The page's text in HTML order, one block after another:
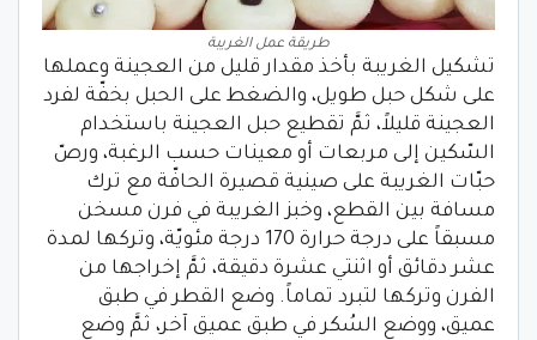
طريقة عمل الغريبة
تشكيل الغريبة بأخذ مقدار قليل من العجينة وعملها
على شكل حبل طويل، والضغط على الحبل بخفّة لفرد
العجينة قليلاً، ثمَّ تقطيع حبل العجينة باستخدام
السّكين إلى مربعات أو معينات حسب الرغبة، ورصّ
حبّات الغريبة على صينية قصيرة الحافّة مع ترك
مسافة بين القطع، وخبز الغريبة في فرن مسخن
مسبقاً على درجة حرارة 170 درجة مئويّة، وتركها لمدة
عشر دقائق أو اثنتي عشرة دقيقة، ثمَّ إخراجها من
الفرن وتركها لتبرد تماماً. وضع القطر في طبق
عميق، ووضع السُكر في طبق عميق آخر، ثمَّ وضع